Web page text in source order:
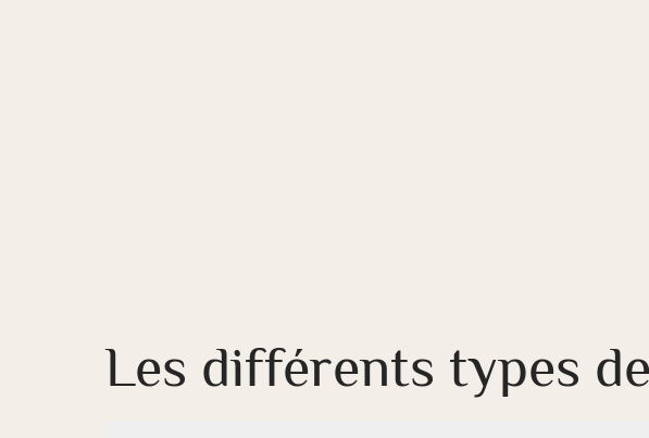
Les différents types